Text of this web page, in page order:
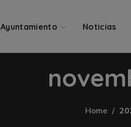
Ayuntamiento Noticias
Home